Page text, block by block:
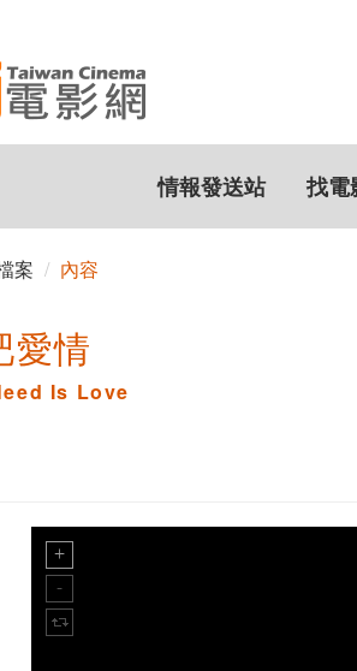
情報發送站 找電
案 內容
愛情
Is Love